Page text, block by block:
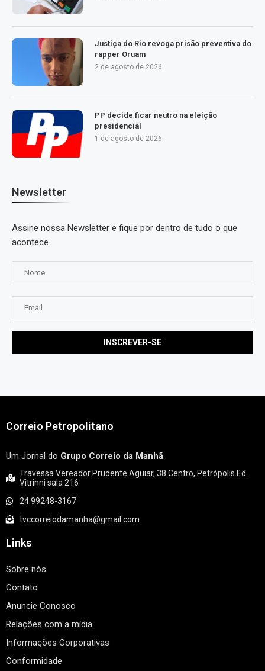
Justiça do Rio revoga prisão preventiva do
rapper Oruam
2 de agosto de 2026
PP decide ficar neutro na eleição
presidencial
1 de agosto de 2026
Newsletter
Assine nossa Newsletter e fique por dentro de tudo o que
acontece.
Correio Petropolitano
Um Jornal do Grupo Correio da Manhã.
Travessa Vereador Prudente Aguiar, 38 Centro, Petrópolis Ed.
Vitrinni sala 216
24 99248-3167
tvccorreiodamanha@gmail.com
Links
Sobre nós
Contato
Anuncie Conosco
Relações com a mídia
Informações Corporativas
Conformidade